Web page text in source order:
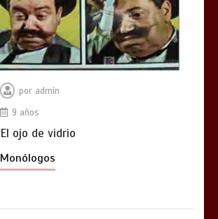
por admin
9 años
El ojo de vidrio
Monólogos